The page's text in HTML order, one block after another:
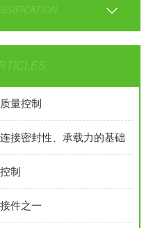
量控制
接密封性、承载力的基础
制
件之一